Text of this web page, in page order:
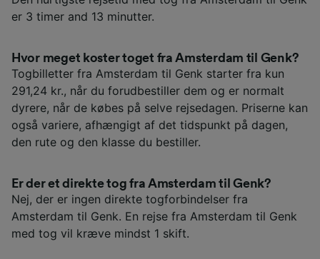
er 3 timer and 13 minutter.
Hvor meget koster toget fra Amsterdam til Genk?
Togbilletter fra Amsterdam til Genk starter fra kun
291,24 kr., når du forudbestiller dem og er normalt
dyrere, når de købes på selve rejsedagen. Priserne kan
også variere, afhængigt af det tidspunkt på dagen,
den rute og den klasse du bestiller.
Er der et direkte tog fra Amsterdam til Genk?
Nej, der er ingen direkte togforbindelser fra
Amsterdam til Genk. En rejse fra Amsterdam til Genk
med tog vil kræve mindst 1 skift.